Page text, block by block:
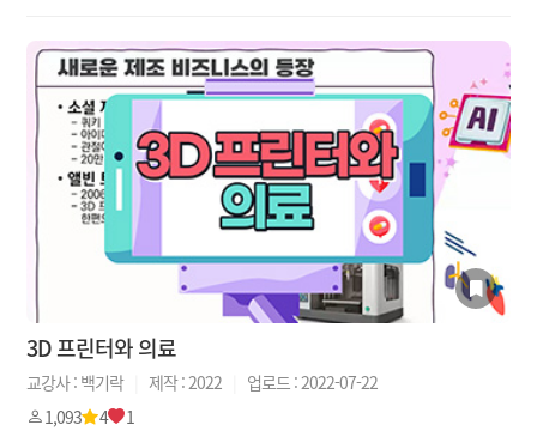
3D 프린터와 의료
교강사 : 백기락 제작 : 2022
업로드 : 2022-07-22
1,093
4 1